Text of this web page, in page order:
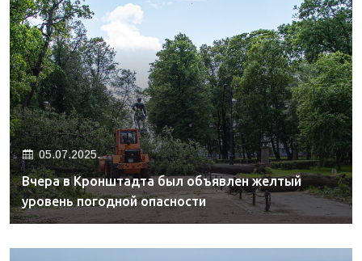
05.07.2025.
Вчера в Кронштадта был объявлен желтый
уровень погодной опасности